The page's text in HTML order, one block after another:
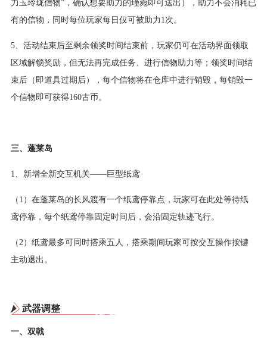
力玉玲珑信物”，确认想要助力的瑾菀即可送出），助力不会消耗已
有的信物，同时每位玩家每日仅可被助力1次。
5、活动结束后至剩余领奖时间结束前，玩家仍可在活动界面领取
区域解锁奖励，但无法再完成任务、进行信物助力等；领奖时间结
束后（即道具过期后），每个信物将在仓库中进行销毁，每销毁一
个信物即可获得160古币。
三、蓬莱岛
1、新增全新交互机关——巨型纸鸢
（1）在蓬莱岛的长风渡有一个纸鸢停靠点，玩家可在此处等待纸
鸢停靠，每个纸鸢停靠固定时间后，会沿固定轨迹飞行。
（2）纸鸢最多可同时搭乘五人，搭乘期间玩家可按交互操作按键
主动退出。
武器调整
一、双戟